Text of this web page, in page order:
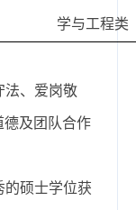
学与工程类
法、爱岗敬
德及团队合作
的硕士学位获